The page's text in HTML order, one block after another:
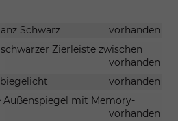
Schwarz
vorhanden
Zierleiste zwischen
vorhanden
vorhanden
Außenspiegel mit Memory-
vorhanden